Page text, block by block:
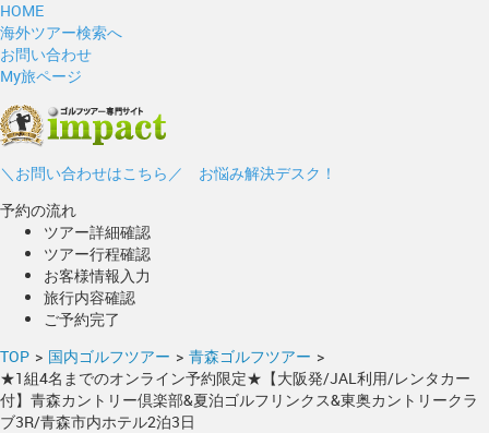
HOME
海外ツアー検索へ
お問い合わせ
My旅ページ
＼お問い合わせはこちら／ お悩み解決デスク！
予約の流れ
ツアー詳細確認
ツアー行程確認
お客様情報入力
旅行内容確認
ご予約完了
TOP > 国内ゴルフツアー > 青森ゴルフツアー >
★1組4名までのオンライン予約限定★【大阪発/JAL利用/レンタカー
付】青森カントリー倶楽部&夏泊ゴルフリンクス&東奥カントリークラ
ブ3R/青森市内ホテル2泊3日